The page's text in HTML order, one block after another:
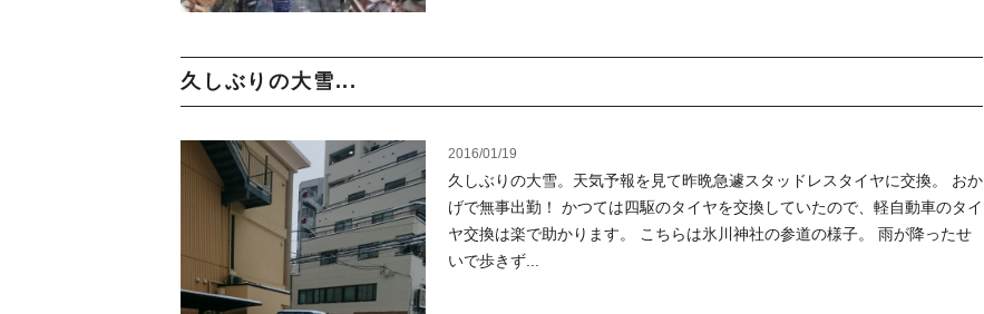
久しぶりの大雪...
2016/01/19
久しぶりの大雪。天気予報を見て昨晩急遽スタッドレスタイヤに交換。 おか
げで無事出勤！ かつては四駆のタイヤを交換していたので、軽自動車のタイ
ヤ交換は楽で助かります。 こちらは氷川神社の参道の様子。 雨が降ったせ
いで歩きず...